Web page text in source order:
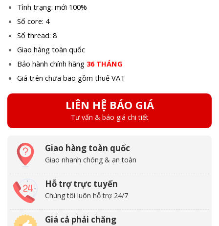
Tình trạng: mới 100%
Số core: 4
Số thread: 8
Giao hàng toàn quốc
Bảo hành chính hãng 36 THÁNG
Giá trên chưa bao gồm thuế VAT
LIÊN HỆ BÁO GIÁ
Tư vấn & báo giá chi tiết
Giao hàng toàn quốc
Giao nhanh chóng & an toàn
Hỗ trợ trực tuyến
Chúng tôi luôn hỗ trợ 24/7
Giá cả phải chăng